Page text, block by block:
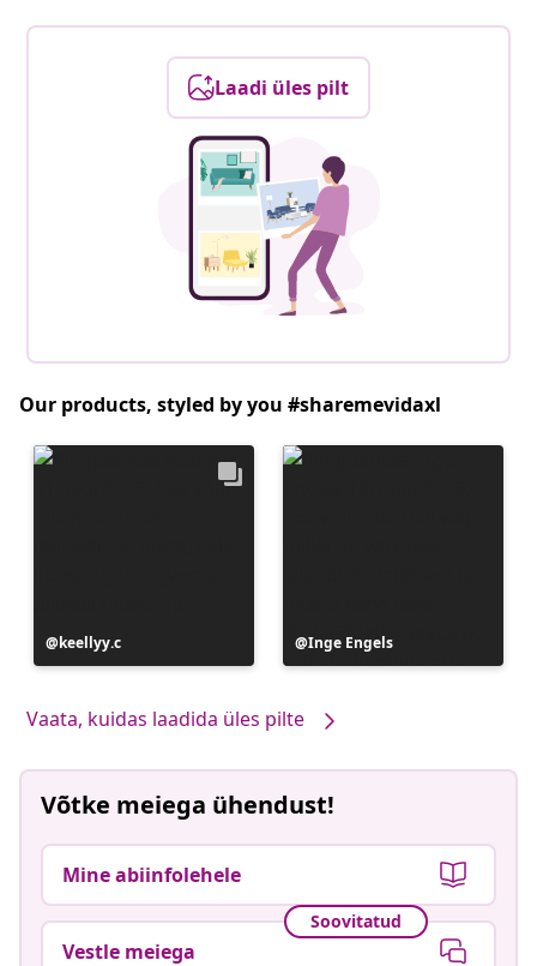
Laadi üles pilt
Our products, styled by you #sharemevidaxl
Postitus
avaldatud
keellyy.c
Postitus
avaldatud
Inge Engels
Vaata, kuidas laadida üles pilte
Võtke meiega ühendust!
Mine abiinfolehele
Soovitatud
Vestle meiega